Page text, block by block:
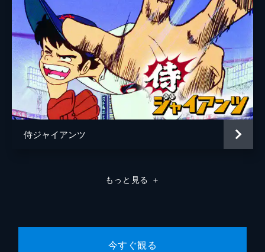
侍ジャイアンツ
もっと見る ＋
今すぐ観る